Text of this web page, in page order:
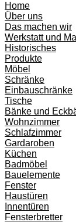
Home
Über uns
Das machen wir
Werkstatt und
Historisches
Produkte
Möbel
Schränke
Einbauschränke
Tische
Bänke und
Wohnzimmer
Schlafzimmer
Gardaroben
Küchen
Badmöbel
Bauelemente
Fenster
Haustüren
Innentüren
Fensterbretter